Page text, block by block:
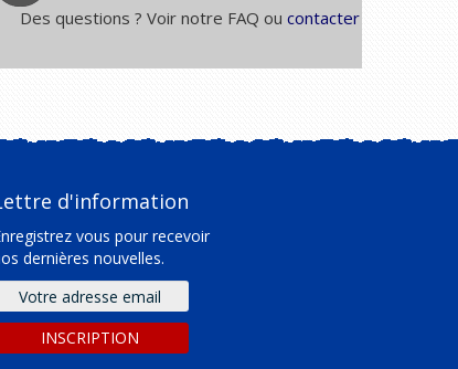
Des questions ? Voir notre FAQ ou contacter
d'information
vous pour recevoir
dernières nouvelles.
INSCRIPTION